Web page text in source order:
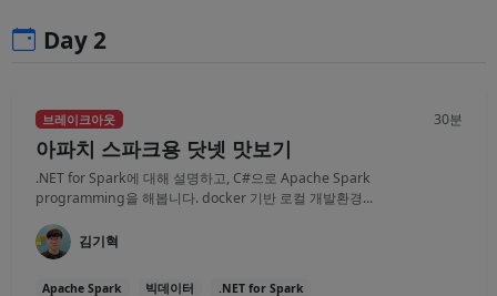
Day 2
브레이크아웃 30분
아파치 스파크용 닷넷 맛보기
.NET for Spark에 대해 설명하고, C#으로 Apache Spark
programming을 해봅니다. docker 기반 로컬 개발환경...
김기혁
Apache Spark 빅데이터 .NET for Spark